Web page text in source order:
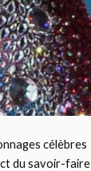
célèbres
du savoir-faire